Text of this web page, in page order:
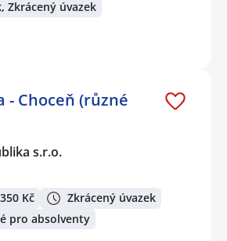
Zkrácený úvazek
- Choceň (různé
s.r.o.
Kč
Zkrácený úvazek
pro absolventy